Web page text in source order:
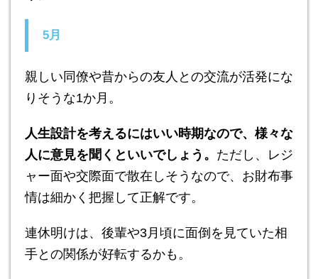
5月
親しい同僚や昔からの友人との交流が活発にな
りそうな1か月。
人生設計を考えるにはいい時期なので、様々な
人に意見を聞くといいでしょう。 ただし、レジ
ャー面や交際面で散在しそうなので、お財布事
情は細かく把握して正解です。
連休明けは、後輩や3月頃に面倒を見ていた相
手との関係が好転するかも。